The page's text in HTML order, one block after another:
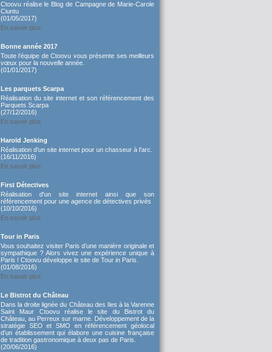
Ctoovu réalise le Blog de Campagne de Marie-Carole
Ciuntu
(01/05/2017)
En savoir plus
Bonne année 2017
Toute l’équipe de Ctoovu vous présente ses meilleurs
vœux pour la nouvelle année.
(01/01/2017)
Les parquets Scarpa
Réalisation du site internet et son référencement des
Parquets Scarpa
(27/12/2016)
En savoir plus
Harold Jenking
Réalisation d'un site internet pour un chasseur à l'arc.
(16/11/2016)
En savoir plus
First Détectives
Réalisation d'un site internet ainsi que son
référencement pour une agence de détectives privés
(10/10/2016)
En savoir plus
Tour in Paris
Vous souhaitez visiter Paris d’une manière originale et
sympathique ? Alors vivez une expérience unique à
Paris ! Ctoovu développe le site de Tour in Paris.
(01/08/2016)
En savoir plus
Le Bistrot du Château
Dans la droite lignée du Château des Iles à la Varenne
Saint Maur Ctoovu réalise le site du Bistrot du
Château, au Perreux sur marne. Développement de la
stratégie SEO et SMO en référencement géolocal
d’un établissement qui élabore une cuisine française
de tradition gastronomique à deux pas de Paris.
(20/06/2016)